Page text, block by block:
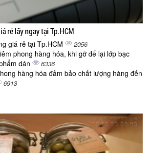
rẻ lấy ngay tại Tp.HCM
giá rẻ tại Tp.HCM 2056
phong hàng hóa, khi gỡ để lại lớp bạc
dán
6336
hàng hóa đảm bảo chất lượng hàng đến
6913